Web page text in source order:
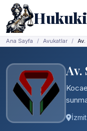
Ana Sayfa Avukatlar
Av.